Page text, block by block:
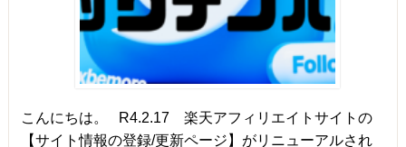
こんにちは。 R4.2.17 楽天アフィリエイトサイトの
【サイト情報の登録/更新ページ】がリニューアルされ